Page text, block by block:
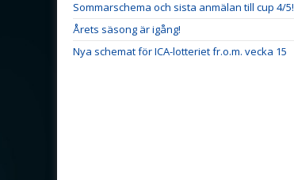
Sommarschema och sista anmälan till cup 4/5!
Årets säsong är igång!
Nya schemat för ICA-lotteriet fr.o.m. vecka 15